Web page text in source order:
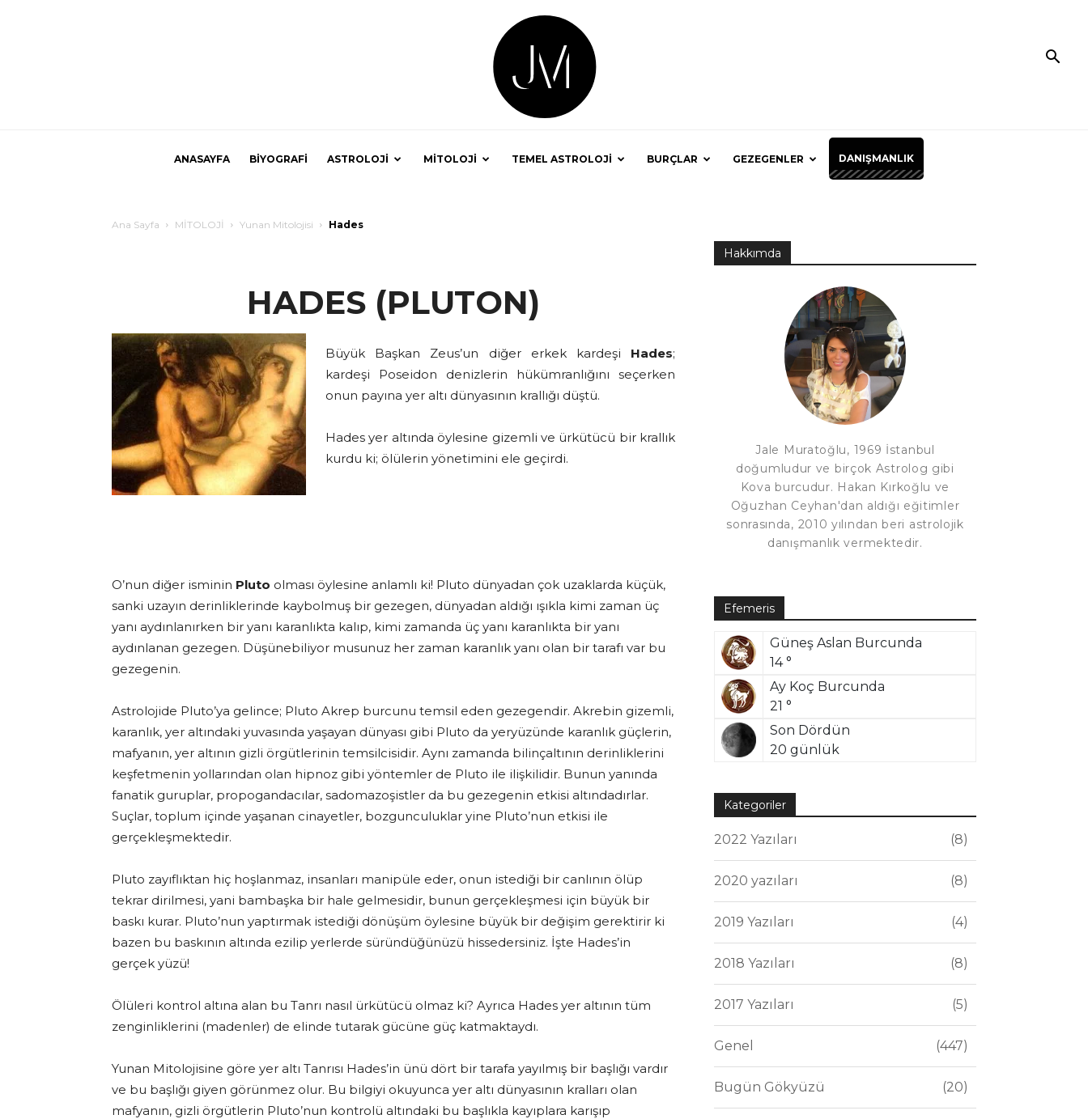
Muratoğlu
ANASAYFA BİYOGRAFİ ASTROLOJİ MİTOLOJİ TEMEL ASTROLOJİ BURÇLAR GEZEGENLER DANIŞMANLIK
Ana Sayfa MİTOLOJİ Yunan Mitolojisi Hades
HADES (PLUTON)
Büyük Başkan Zeus’un diğer erkek kardeşi Hades;
kardeşi Poseidon denizlerin hükümranlığını seçerken
onun payına yer altı dünyasının krallığı düştü.
Hades yer altında öylesine gizemli ve ürkütücü bir krallık
kurdu ki; ölülerin yönetimini ele geçirdi.
O’nun diğer isminin Pluto olması öylesine anlamlı ki! Pluto dünyadan çok uzaklarda küçük,
sanki uzayın derinliklerinde kaybolmuş bir gezegen, dünyadan aldığı ışıkla kimi zaman üç
yanı aydınlanırken bir yanı karanlıkta kalıp, kimi zamanda üç yanı karanlıkta bir yanı
aydınlanan gezegen. Düşünebiliyor musunuz her zaman karanlık yanı olan bir tarafı var bu
gezegenin.
Astrolojide Pluto’ya gelince; Pluto Akrep burcunu temsil eden gezegendir. Akrebin gizemli,
karanlık, yer altındaki yuvasında yaşayan dünyası gibi Pluto da yeryüzünde karanlık güçlerin,
mafyanın, yer altının gizli örgütlerinin temsilcisidir. Aynı zamanda bilinçaltının derinliklerini
keşfetmenin yollarından olan hipnoz gibi yöntemler de Pluto ile ilişkilidir. Bunun yanında
fanatik guruplar, propogandacılar, sadomazoşistler da bu gezegenin etkisi altındadırlar.
Suçlar, toplum içinde yaşanan cinayetler, bozgunculuklar yine Pluto’nun etkisi ile
gerçekleşmektedir.
Pluto zayıflıktan hiç hoşlanmaz, insanları manipüle eder, onun istediği bir canlının ölüp
tekrar dirilmesi, yani bambaşka bir hale gelmesidir, bunun gerçekleşmesi için büyük bir
baskı kurar. Pluto’nun yaptırmak istediği dönüşüm öylesine büyük bir değişim gerektirir ki
bazen bu baskının altında ezilip yerlerde süründüğünüzü hissedersiniz. İşte Hades’in
gerçek yüzü!
Ölüleri kontrol altına alan bu Tanrı nasıl ürkütücü olmaz ki? Ayrıca Hades yer altının tüm
zenginliklerini (madenler) de elinde tutarak gücüne güç katmaktaydı.
Yunan Mitolojisine göre yer altı Tanrısı Hades’in ünü dört bir tarafa yayılmış bir başlığı vardır
ve bu başlığı giyen görünmez olur. Bu bilgiyi okuyunca yer altı dünyasının kralları olan
mafyanın, gizli örgütlerin Pluto’nun kontrolü altındaki bu başlıkla kayıplara karışıp
Hakkımda
Jale Muratoğlu, 1969 İstanbul
doğumludur ve birçok Astrolog gibi
Kova burcudur. Hakan Kırkoğlu ve
Oğuzhan Ceyhan'dan aldığı eğitimler
sonrasında, 2010 yılından beri astrolojik
danışmanlık vermektedir.
Efemeris
Güneş Aslan Burcunda
14 °
Ay Koç Burcunda
21 °
Son Dördün
20 günlük
Kategoriler
2022 Yazıları 8
2020 yazıları 8
2019 Yazıları 4
2018 Yazıları 8
2017 Yazıları 5
Genel 447
Bugün Gökyüzü 20